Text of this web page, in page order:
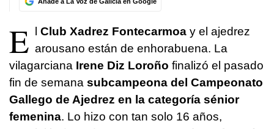
E l Club Xadrez Fontecarmoa y el ajedrez
arousano están de enhorabuena. La
vilagarciana Irene Diz Loroño finalizó el pasado
fin de semana subcampeona del Campeonato
Gallego de Ajedrez en la categoría sénior
femenina. Lo hizo con tan solo 16 años,